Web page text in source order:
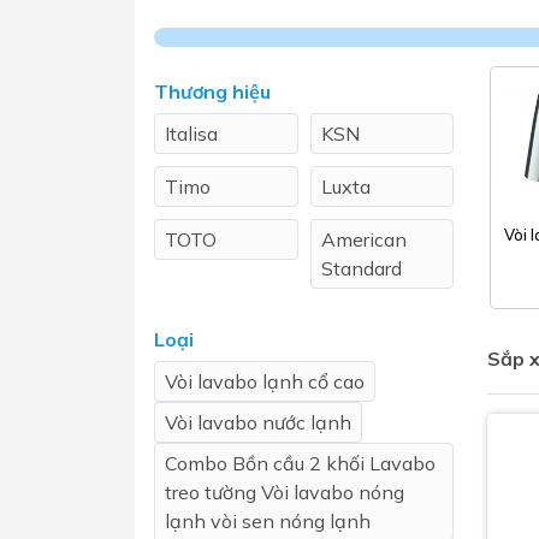
Sen
Phụ kiện nhà vệ sinh
Máy sấy tay
Nắp bồn cầu
Nắp điện tử
chọn
Vòi
Sắp
Thương hiệu
Italisa
KSN
Timo Luxta
TOTO
American
Standard
INAX
Loại
Vòi lavabo lạnh cổ cao
Vòi lavabo nước lạnh
Combo Bồn cầu 2 khối Lavabo
treo tường Vòi lavabo nóng
lạnh vòi sen nóng lạnh